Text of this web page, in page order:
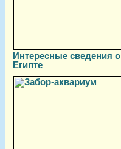
Интересные сведения о
Египте